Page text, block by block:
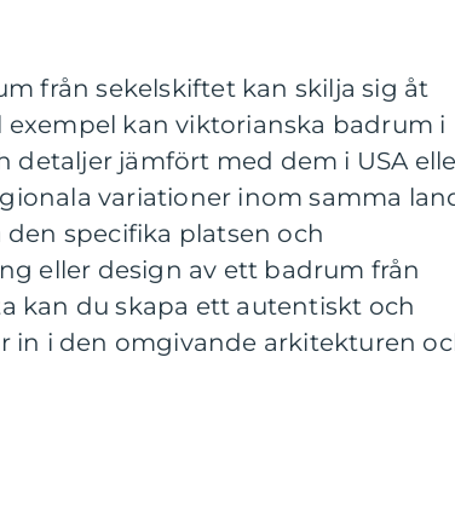
från sekelskiftet kan skilja sig åt
kan viktorianska badrum i
detaljer jämfört med dem i USA
variationer inom samma
specifika platsen och
eller design av ett badrum från
kan du skapa ett autentiskt och
in i den omgivande arkitekturen